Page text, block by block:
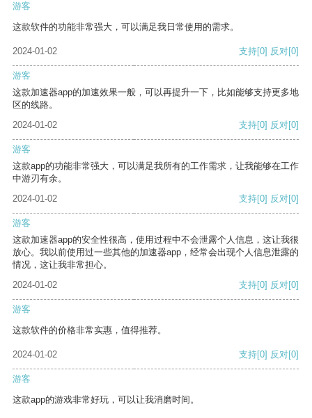
游客
这款软件的功能非常强大，可以满足我日常使用的需求。
2024-01-02 支持[0] 反对[0]
游客
这款加速器app的加速效果一般，可以再提升一下，比如能够支持更多地
区的线路。
2024-01-02
支持[0] 反对[0]
游客
这款app的功能非常强大，可以满足我所有的工作需求，让我能够在工作
中游刃有余。
2024-01-02
支持[0] 反对[0]
游客
这款加速器app的安全性很高，使用过程中不会泄露个人信息，这让我很
放心。我以前使用过一些其他的加速器app，经常会出现个人信息泄露的
情况，这让我非常担心。
2024-01-02
支持[0] 反对[0]
游客
这款软件的价格非常实惠，值得推荐。
2024-01-02 支持[0] 反对[0]
游客
这款app的游戏非常好玩，可以让我消磨时间。